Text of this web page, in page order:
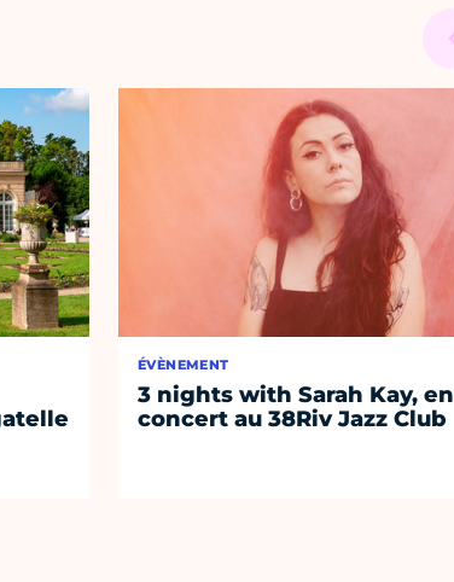
ÉVÈNEMENT
3 nights with Sarah Kay, en
concert au 38Riv Jazz Club